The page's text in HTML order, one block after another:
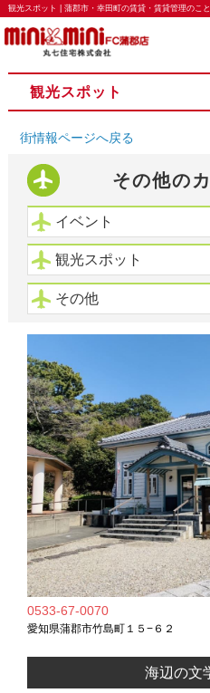
観光スポット | 蒲郡市・幸田町の賃貸・賃貸管理のこ
観光スポット
街情報ページへ戻る
その他の
イベント
観光スポット
その他
0533-67-0070
愛知県蒲郡市竹島町１５−６２
海辺の文